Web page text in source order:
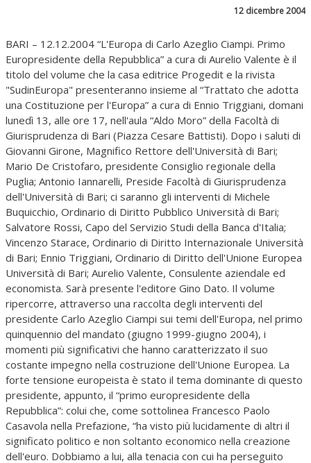
12 dicembre 2004
BARI – 12.12.2004 “L'Europa di Carlo Azeglio Ciampi. Primo
Europresidente della Repubblica” a cura di Aurelio Valente è il
titolo del volume che la casa editrice Progedit e la rivista
"SudinEuropa" presenteranno insieme al “Trattato che adotta
una Costituzione per l'Europa” a cura di Ennio Triggiani, domani
lunedì 13, alle ore 17, nell'aula “Aldo Moro” della Facoltà di
Giurisprudenza di Bari (Piazza Cesare Battisti). Dopo i saluti di
Giovanni Girone, Magnifico Rettore dell'Università di Bari;
Mario De Cristofaro, presidente Consiglio regionale della
Puglia; Antonio Iannarelli, Preside Facoltà di Giurisprudenza
dell'Università di Bari; ci saranno gli interventi di Michele
Buquicchio, Ordinario di Diritto Pubblico Università di Bari;
Salvatore Rossi, Capo del Servizio Studi della Banca d'Italia;
Vincenzo Starace, Ordinario di Diritto Internazionale Università
di Bari; Ennio Triggiani, Ordinario di Diritto dell'Unione Europea
Università di Bari; Aurelio Valente, Consulente aziendale ed
economista. Sarà presente l'editore Gino Dato. Il volume
ripercorre, attraverso una raccolta degli interventi del
presidente Carlo Azeglio Ciampi sui temi dell'Europa, nel primo
quinquennio del mandato (giugno 1999-giugno 2004), i
momenti più significativi che hanno caratterizzato il suo
costante impegno nella costruzione dell'Unione Europea. La
forte tensione europeista è stato il tema dominante di questo
presidente, appunto, il “primo europresidente della
Repubblica”: colui che, come sottolinea Francesco Paolo
Casavola nella Prefazione, “ha visto più lucidamente di altri il
significato politico e non soltanto economico nella creazione
dell'euro. Dobbiamo a lui, alla tenacia con cui ha perseguito